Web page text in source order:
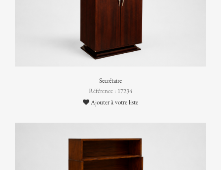
Secrétaire
Référence : 17234
Ajouter à votre liste